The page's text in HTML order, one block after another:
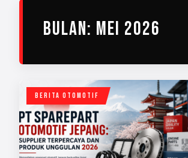
BULAN: MEI 2026
BERITA OTOMOTIF